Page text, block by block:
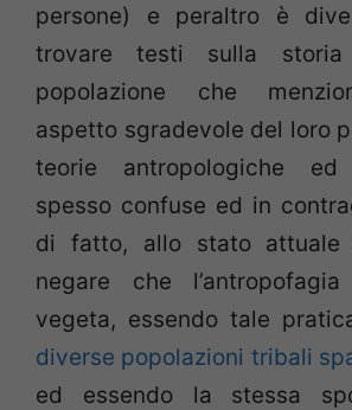
persone) e peraltro è
trovare testi sulla
popolazione che
aspetto sgradevole del loro
teorie antropologiche ed
spesso confuse ed in
di fatto, allo stato attuale
negare che
vegeta, essendo tale
diverse popolazioni tribali
ed essendo la stessa